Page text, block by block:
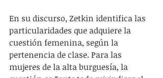
En su discurso, Zetkin identifica las
particularidades que adquiere la
cuestión femenina, según la
pertenencia de clase. Para las
mujeres de la alta burguesía, la